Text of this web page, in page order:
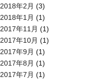
2018年2月 (3)
2018年1月 (1)
2017年11月 (1)
2017年10月 (1)
2017年9月 (1)
2017年8月 (1)
2017年7月 (1)